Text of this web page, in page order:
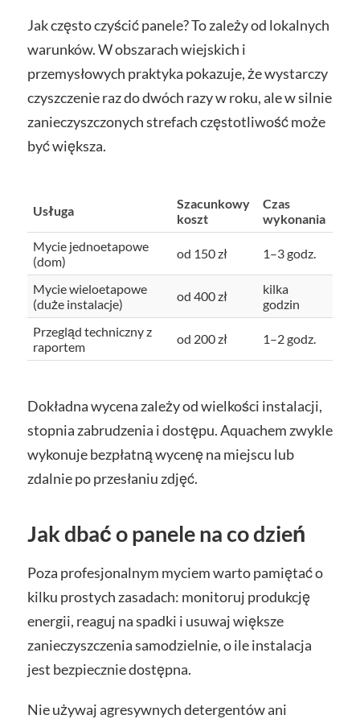
Jak często czyścić panele? To zależy od lokalnych
warunków. W obszarach wiejskich i
przemysłowych praktyka pokazuje, że wystarczy
czyszczenie raz do dwóch razy w roku, ale w silnie
zanieczyszczonych strefach częstotliwość może
być większa.
Usługa
Szacunkowy
koszt
Czas
wykonania
Mycie jednoetapowe
(dom)
od 150 zł 1–3 godz.
Mycie wieloetapowe
(duże instalacje)
od 400 zł
kilka
godzin
Przegląd techniczny z
raportem
od 200 zł 1–2 godz.
Dokładna wycena zależy od wielkości instalacji,
stopnia zabrudzenia i dostępu. Aquachem zwykle
wykonuje bezpłatną wycenę na miejscu lub
zdalnie po przesłaniu zdjęć.
Jak dbać o panele na co dzień
Poza profesjonalnym myciem warto pamiętać o
kilku prostych zasadach: monitoruj produkcję
energii, reaguj na spadki i usuwaj większe
zanieczyszczenia samodzielnie, o ile instalacja
jest bezpiecznie dostępna.
Nie używaj agresywnych detergentów ani